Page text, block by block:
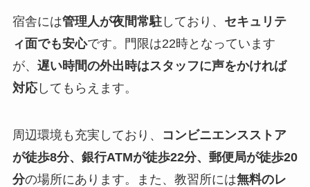
宿舎には管理人が夜間常駐しており、 セキュリテ
ィ面でも安心です。門限は22時となっています
が、 遅い時間の外出時はスタッフに声をかければ
対応してもらえます。
周辺環境も充実しており、
コンビニエンスストア
が徒歩8分、銀行ATMが徒歩22分、郵便局が徒歩20
分の場所にあります。また、教習所には無料のレ